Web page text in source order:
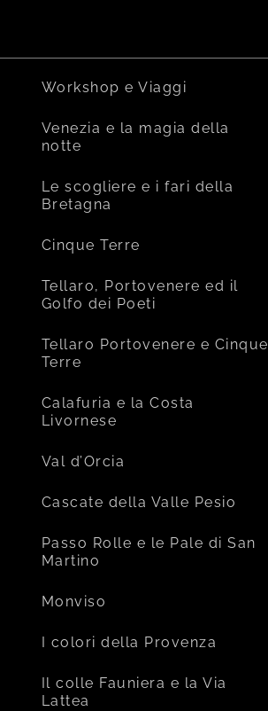
Workshop e Viaggi
Venezia e la magia della
notte
Le scogliere e i fari della
Bretagna
Cinque Terre
Tellaro, Portovenere ed il
Golfo dei Poeti
Tellaro Portovenere e Cinque
Terre
Calafuria e la Costa
Livornese
Val d’Orcia
Cascate della Valle Pesio
Passo Rolle e le Pale di San
Martino
Monviso
I colori della Provenza
Il colle Fauniera e la Via
Lattea